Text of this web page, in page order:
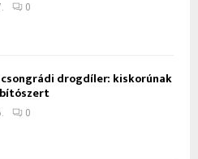
0
drogdíler: kiskorúnak
0